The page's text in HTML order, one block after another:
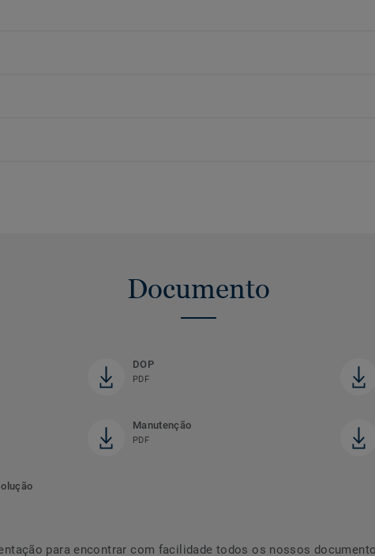
Documento
DOP
PDF
Manutenção
PDF
para encontrar com facilidade todos os nossos